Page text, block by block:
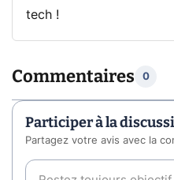
tech !
Commentaires 0
Participer à la
Partagez votre avis avec la